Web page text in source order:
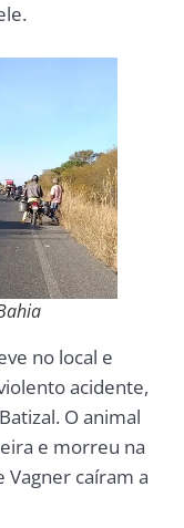
no local e
acidente,
O animal
e morreu na
Vagner caíram a